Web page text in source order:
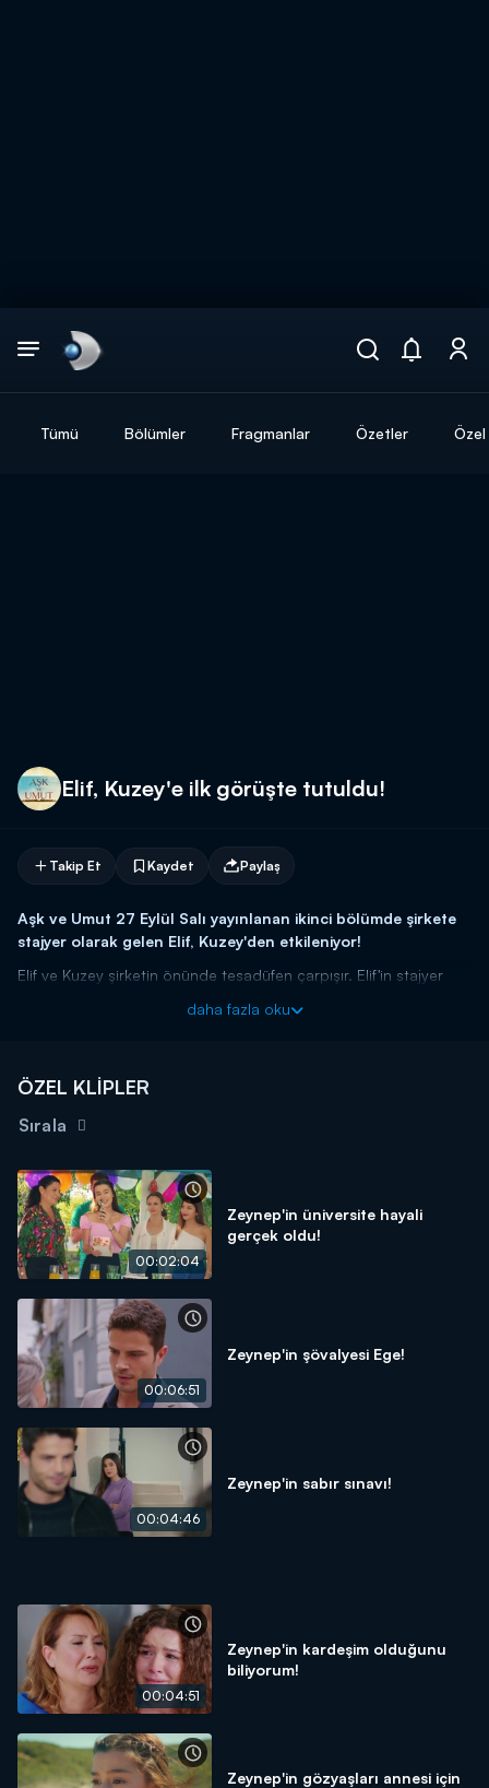
Tümü Bölümler Fragmanlar Özetler
Elif, Kuzey'e ilk görüşte tutuldu!
Takip Et Kaydet Paylaş
Aşk ve Umut 27 Eylül Salı yayınlanan ikinci bölümde şirkete
stajyer olarak gelen Elif, Kuzey'den etkileniyor!
Elif ve Kuzey şirketin önünde tesadüfen çarpışır. Elif'in stajyer
daha fazla oku
ÖZEL KLİPLER
Sırala
00:02:04
Zeynep'in üniversite hayali
gerçek oldu!
00:06:51
Zeynep'in şövalyesi Ege!
00:04:46
Zeynep'in sabır sınavı!
00:04:51
Zeynep'in kardeşim olduğunu
biliyorum!
Zeynep'in gözyaşları annesi için